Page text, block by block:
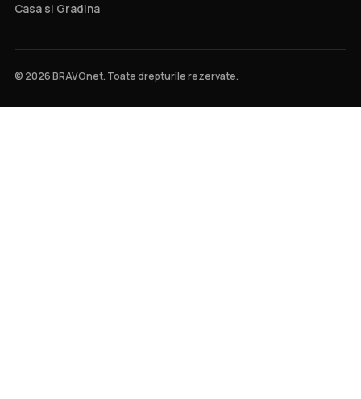
Casa si Gradina
© 2026 BRAVOnet. Toate drepturile rezervate.